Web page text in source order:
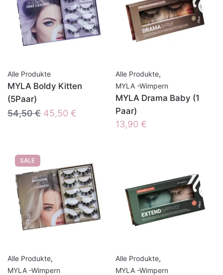
Alle Produkte
MYLA Boldy Kitten
(5Paar)
54,50€ Ursprünglicher
45,50 €
Alle Produkte,
MYLA -Wimpern
MYLA Drama Baby (1
Paar)
13,90 €
SALE
Alle Produkte,
MYLA -Wimpern
Alle Produkte,
MYLA -Wimpern